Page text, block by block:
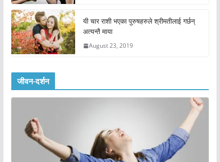
यी चार राशी भएका पुरुषहरुले श्रीमतीलाई गर्छन्
अत्यन्तै माया
August 23, 2019
जीवन-दर्शन